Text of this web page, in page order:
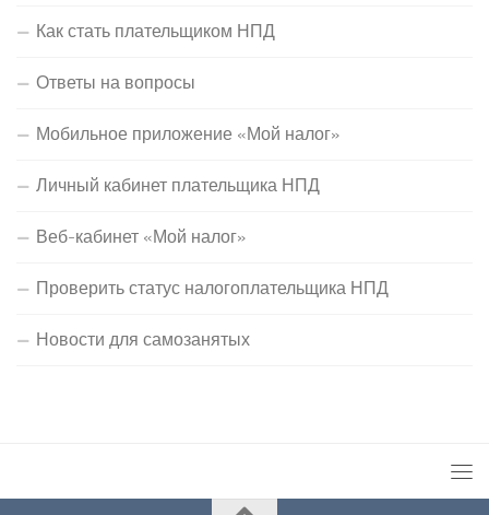
Как стать плательщиком НПД
Ответы на вопросы
Мобильное приложение «Мой налог»
Личный кабинет плательщика НПД
Веб-кабинет «Мой налог»
Проверить статус налогоплательщика НПД
Новости для самозанятых